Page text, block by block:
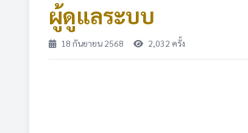
ผู้ดูแลระบบ
18 กันยายน 2568 2,032 ครั้ง